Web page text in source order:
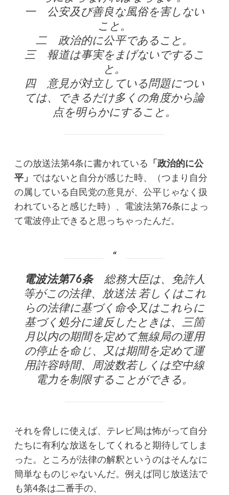
一 公安及び善良な風俗を害しない
こと。
二 政治的に公平であること。
三 報道は事実をまげないでするこ
と。
四 意見が対立している問題につい
ては、できるだけ多くの角度から論
点を明らかにすること。
この放送法第4条に書かれている 「政治的に公
平」 ではないと自分が感じた時、（つまり自分
の属している自民党の意見が、公平じゃなく扱
われていると感じた時）、電波法第76条によっ
て電波停止できると思っちゃったんだ。
電波法第76条総務大臣は、免許人
等がこの法律、放送法 若しくはこれ
らの法律に基づく命令又はこれらに
基づく処分に違反したときは、三箇
月以内の期間を定めて無線局の運用
の停止を命じ、又は期間を定めて運
用許容時間、周波数若しくは空中線
電力を制限することができる。
それを脅しに使えば、テレビ局は怖がって自分
たちに有利な放送をしてくれると期待してしま
った。ところが法律の解釈というのはそんなに
簡単なものじゃないんだ。例えば同じ放送法で
も第4条は二番手の、